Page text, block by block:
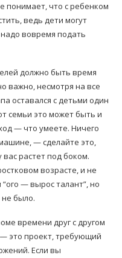
понимает, что с ребенком
ведь дети могут
вовремя подать
должно быть время
важно, несмотря на все
оставался с детьми один
семьи это может быть и
— что умеете. Ничего
— сделайте это,
вас растет под боком.
возрасте, и не
— вырос талант”, но
было.
времени друг с другом
это проект, требующий
Если вы